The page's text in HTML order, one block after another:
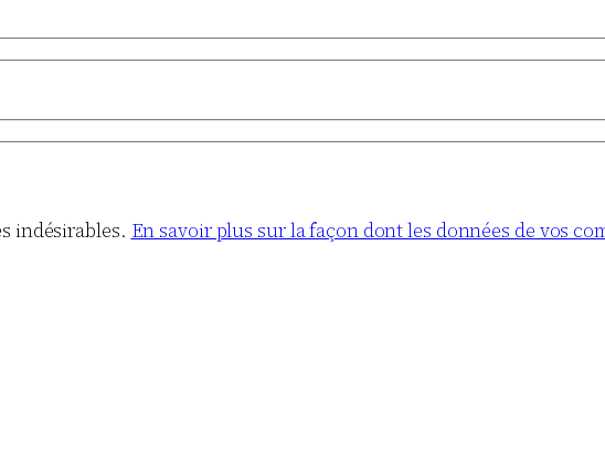
indésirables. En savoir plus sur la façon dont les données de vos